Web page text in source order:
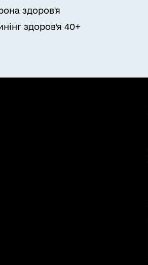
здоров'я
здоровʼя 40+